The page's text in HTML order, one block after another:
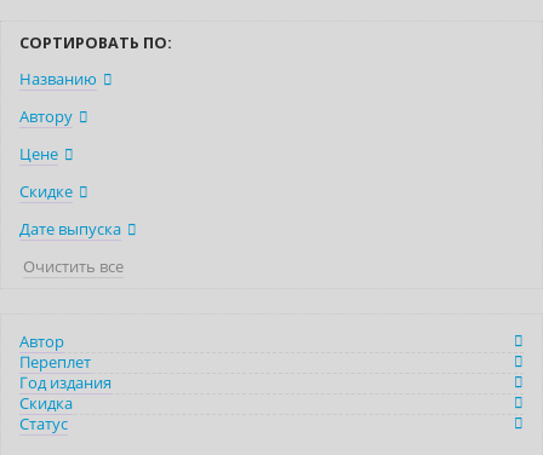
СОРТИРОВАТЬ ПО:
Названию
Автору
Цене
Скидке
Дате выпуска
Очистить все
Автор
Переплет
Год издания
Скидка
Статус